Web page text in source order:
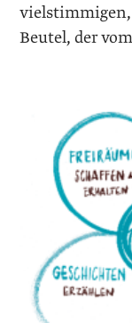
Beutel, der